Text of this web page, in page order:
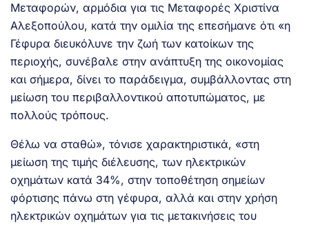
Μεταφορών, αρμόδια για τις Μεταφορές Χριστίνα
Αλεξοπούλου, κατά την ομιλία της επεσήμανε ότι «η
Γέφυρα διευκόλυνε την ζωή των κατοίκων της
περιοχής, συνέβαλε στην ανάπτυξη της οικονομίας
και σήμερα, δίνει το παράδειγμα, συμβάλλοντας στη
μείωση του περιβαλλοντικού αποτυπώματος, με
πολλούς τρόπους.
Θέλω να σταθώ», τόνισε χαρακτηριστικά, «στη
μείωση της τιμής διέλευσης, των ηλεκτρικών
οχημάτων κατά 34%, στην τοποθέτηση σημείων
φόρτισης πάνω στη γέφυρα, αλλά και στην χρήση
ηλεκτρικών οχημάτων για τις μετακινήσεις του